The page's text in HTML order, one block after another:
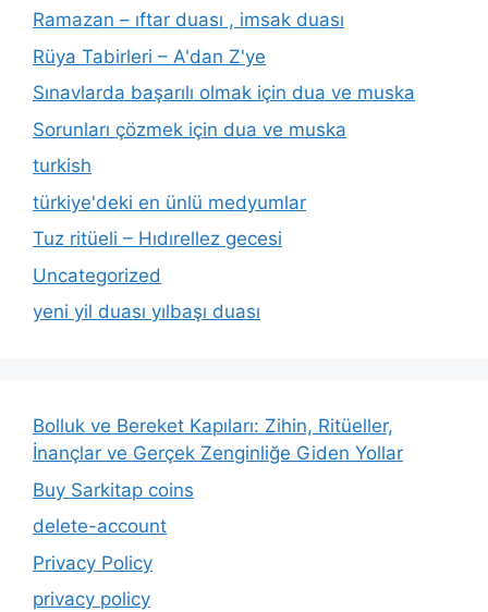
Ramazan – ıftar duası , imsak duası
Rüya Tabirleri – A'dan Z'ye
Sınavlarda başarılı olmak için dua ve muska
Sorunları çözmek için dua ve muska
turkish
türkiye'deki en ünlü medyumlar
Tuz ritüeli – Hıdırellez gecesi
Uncategorized
yeni yil duası yılbaşı duası
Bolluk ve Bereket Kapıları: Zihin, Ritüeller,
İnançlar ve Gerçek Zenginliğe Giden Yollar
Buy Sarkitap coins
delete-account
Privacy Policy
privacy policy